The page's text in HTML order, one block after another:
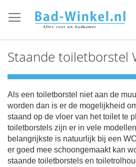
direct
door
inhoud
Staande toiletborstel
Als een toiletborstel niet aan de
worden dan is er de mogelijkheid
staand op de vloer van het toilet te
toiletborstels zijn er in vele
belangrijkste is natuurlijk bij een
er goed mee schoongemaakt kan
staande toiletborstels en